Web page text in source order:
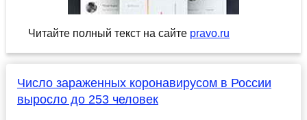
Читайте полный текст на сайте pravo.ru
Число зараженных коронавирусом в России
выросло до 253 человек